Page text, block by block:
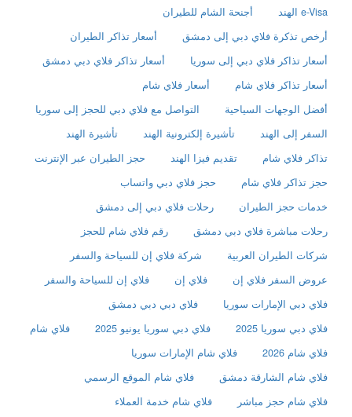
e-Visa الهند
أجنحة الشام للطيران
أرخص تذكرة فلاي دبي إلى دمشق
أسعار تذاكر الطيران
أسعار تذاكر فلاي دبي إلى سوريا
أسعار تذاكر فلاي دبي دمشق
أسعار تذاكر فلاي شام
أسعار فلاي شام
أفضل الوجهات السياحية
التواصل مع فلاي دبي للحجز إلى سوريا
السفر إلى الهند
تأشيرة إلكترونية الهند
تأشيرة الهند
تذاكر فلاي شام
تقديم فيزا الهند
حجز الطيران عبر الإنترنت
حجز تذاكر فلاي شام
حجز فلاي دبي واتساب
خدمات حجز الطيران
رحلات فلاي دبي إلى دمشق
رحلات مباشرة فلاي دبي دمشق
رقم فلاي شام للحجز
شركات الطيران العربية
شركة فلاي إن للسياحة والسفر
عروض السفر فلاي إن
فلاي إن
فلاي إن للسياحة والسفر
فلاي دبي الإمارات سوريا
فلاي دبي دبي دمشق
فلاي دبي سوريا 2025
فلاي دبي سوريا يونيو 2025
فلاي شام
فلاي شام 2026
فلاي شام الإمارات سوريا
فلاي شام الشارقة دمشق
فلاي شام الموقع الرسمي
فلاي شام حجز مباشر
فلاي شام خدمة العملاء